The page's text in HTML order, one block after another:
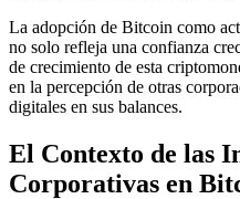
La adopción de Bitcoin como
no solo refleja una confianza
de crecimiento de esta
en la percepción de otras
digitales en sus balances.
El Contexto de las
Corporativas en